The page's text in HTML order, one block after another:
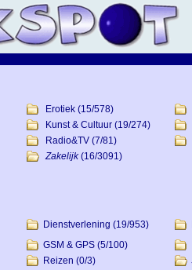
Erotiek (15/578)
Kunst & Cultuur (19/274)
Radio&TV (7/81)
Zakelijk(16/3091)
Dienstverlening (19/953)
GSM & GPS (5/100)
Reizen (0/3)